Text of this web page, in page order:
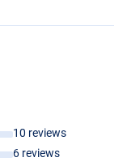
10 reviews
6 reviews